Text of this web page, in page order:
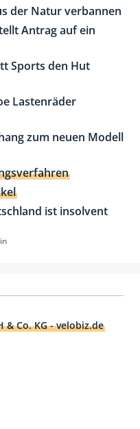
der Natur verbannen
Antrag auf ein
Sports den Hut
Lastenräder
zum neuen Modell
ist insolvent
& Co. KG - velobiz.de